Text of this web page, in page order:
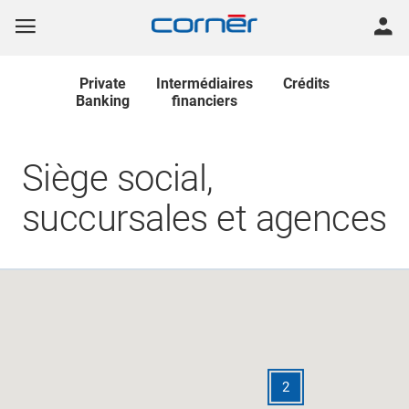
Private
Banking
Intermédiaires
financiers
Crédits
Siège social,
succursales et agences
2